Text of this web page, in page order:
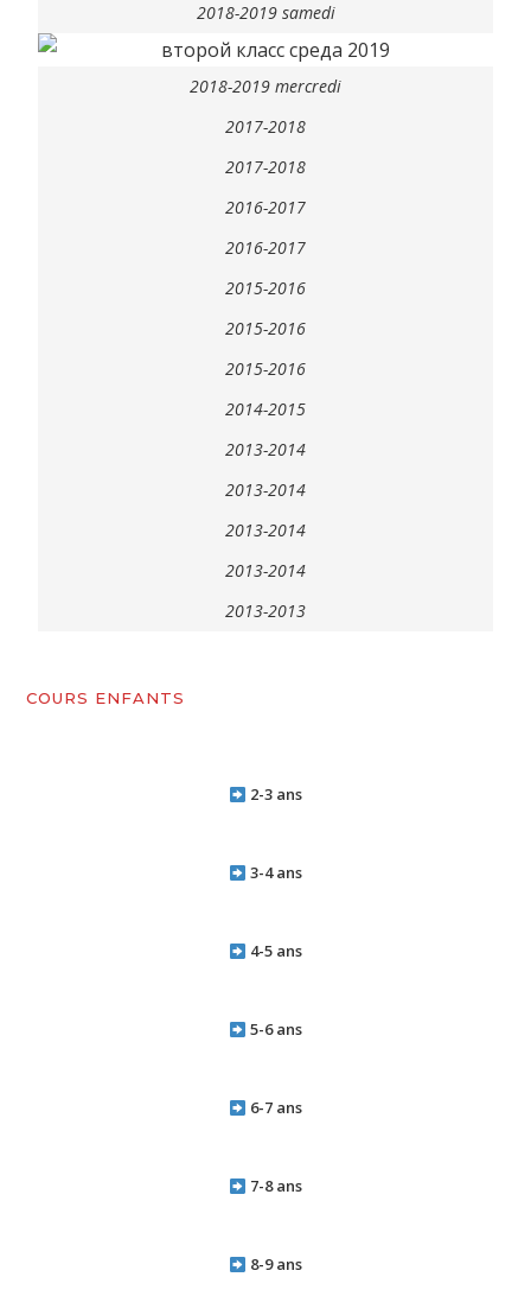
2018-2019 samedi
2018-2019 mercredi
2017-2018
2017-2018
2016-2017
2016-2017
2015-2016
2015-2016
2015-2016
2014-2015
2013-2014
2013-2014
2013-2014
2013-2014
2013-2013
COURS ENFANTS
2-3 ans
3-4 ans
4-5 ans
5-6 ans
6-7 ans
7-8 ans
8-9 ans